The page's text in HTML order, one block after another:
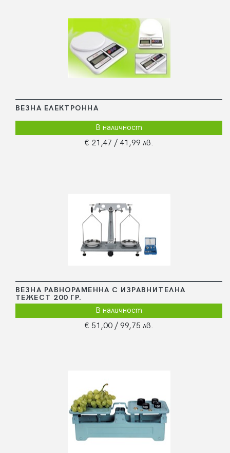
ВЕЗНА ЕЛЕКТРОННА
В наличност
€ 21,47 / 41,99 лв.
ВЕЗНА РАВНОРАМЕННА С ИЗРАВНИТЕЛНА
ТЕЖЕСТ 200 ГР.
В наличност
€ 51,00 / 99,75 лв.